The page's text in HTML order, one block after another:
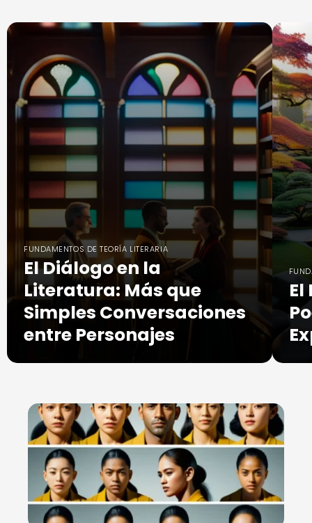
FUNDAMENTOS DE TEORÍA LITERARIA
El Diálogo en la
Literatura: Más que
Simples Conversaciones
entre Personajes